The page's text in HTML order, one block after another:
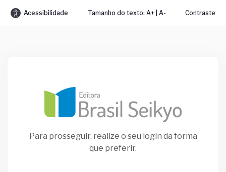
Acessibilidade Tamanho do texto: A+ | A- Contraste
Para prosseguir, realize o seu login da forma
que preferir.